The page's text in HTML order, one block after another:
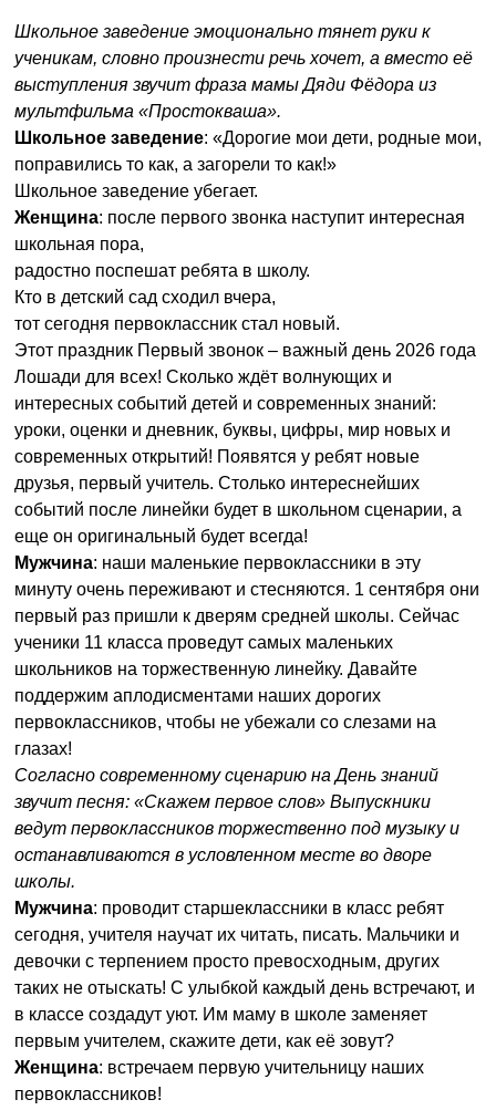
Школьное заведение эмоционально тянет руки к
ученикам, словно произнести речь хочет, а вместо её
выступления звучит фраза мамы Дяди Фёдора из
мультфильма «Простокваша».
Школьное заведение: «Дорогие мои дети, родные мои,
поправились то как, а загорели то как!»
Школьное заведение убегает.
Женщина: после первого звонка наступит интересная
школьная пора,
радостно поспешат ребята в школу.
Кто в детский сад сходил вчера,
тот сегодня первоклассник стал новый.
Этот праздник Первый звонок – важный день 2026 года
Лошади для всех! Сколько ждёт волнующих и
интересных событий детей и современных знаний:
уроки, оценки и дневник, буквы, цифры, мир новых и
современных открытий! Появятся у ребят новые
друзья, первый учитель. Столько интереснейших
событий после линейки будет в школьном сценарии, а
еще он оригинальный будет всегда!
Мужчина: наши маленькие первоклассники в эту
минуту очень переживают и стесняются. 1 сентября они
первый раз пришли к дверям средней школы. Сейчас
ученики 11 класса проведут самых маленьких
школьников на торжественную линейку. Давайте
поддержим аплодисментами наших дорогих
первоклассников, чтобы не убежали со слезами на
глазах!
Согласно современному сценарию на День знаний
звучит песня: «Скажем первое слов» Выпускники
ведут первоклассников торжественно под музыку и
останавливаются в условленном месте во дворе
школы.
Мужчина: проводит старшеклассники в класс ребят
сегодня, учителя научат их читать, писать. Мальчики и
девочки с терпением просто превосходным, других
таких не отыскать! С улыбкой каждый день встречают, и
в классе создадут уют. Им маму в школе заменяет
первым учителем, скажите дети, как её зовут?
Женщина: встречаем первую учительницу наших
первоклассников!